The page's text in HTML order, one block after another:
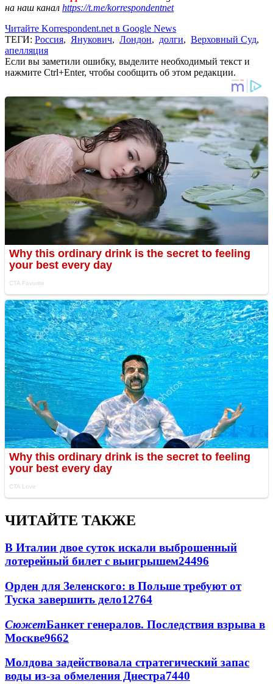
на наш канал https://t.me/korrespondentnet
Читайте Korrespondent.net в Google News
ТЕГИ: Россия, Янукович, Лондон, долги, Верховный Суд,
апелляция
Если вы заметили ошибку, выделите необходимый текст и
нажмите Ctrl+Enter, чтобы сообщить об этом редакции.
ЧИТАЙТЕ ТАКЖЕ
В Италии двое суток искали выброшенный
лотерейный билет с выигрышем24496
Орден для Зеленского: в Польше требуют от
Туска завершить дело12764
СюжетБанкет генералов. Последствия взрыва в
Москве9662
Молдова задействовала стратегический запас
воды из-за обмеления Днестра7440